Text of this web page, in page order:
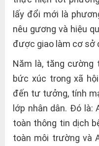
lấy đổi mới là
nêu gương và hiệu
được giao làm cơ sở
Năm là, tăng cường
bức xúc trong xã
đến tư tưởng, tính
lớp nhân dân. Đó là:
toàn thông tin dịch
toàn môi trường và